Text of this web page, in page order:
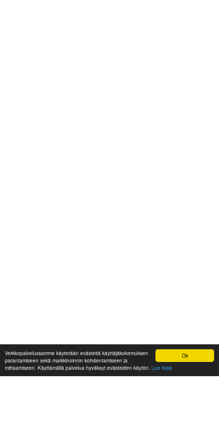
Ok
Verkkopalvelussamme käytetään evästeitä käyttäjäkokemuksen
parantamiseen sekä markkinoinnin kohdentamiseen ja
mittaamiseen. Käyttämällä palvelua hyväksyt evästeiden käytön. Lue lisää